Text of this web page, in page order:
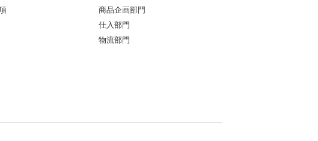
商品企画部門
仕入部門
物流部門